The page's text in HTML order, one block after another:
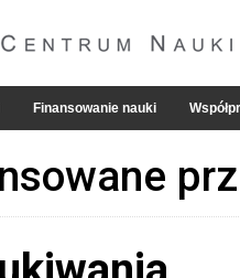
Finansowanie nauki